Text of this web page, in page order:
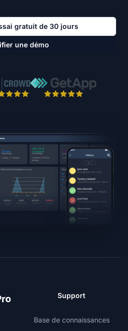
gratuit de 30 jours
une démo
Support
Base de connaissances